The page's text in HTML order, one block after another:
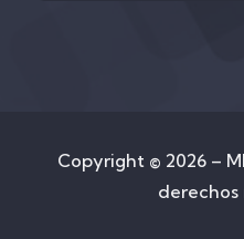
Copyright © 2026 –
derechos